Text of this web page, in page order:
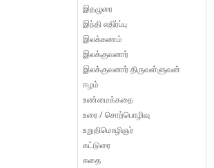
இதழுரை
இந்தி எதிர்ப்பு
இலக்கணம்
இலக்குவனார்
இலக்குவனார் திருவள்ளுவன்
ஈழம்
உண்மைக்கதை
உரை / சொற்பொழிவு
உறுதிமொழிஞர்
கட்டுரை
கதை